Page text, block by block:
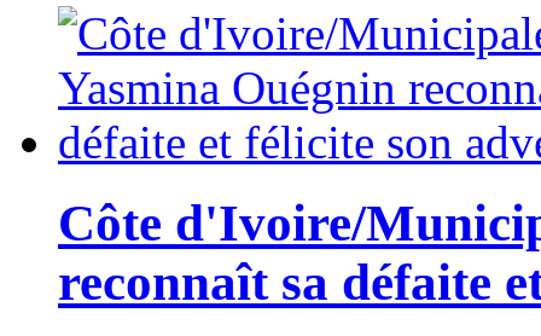
Côte d'Ivoire/
reconnaît sa défaite